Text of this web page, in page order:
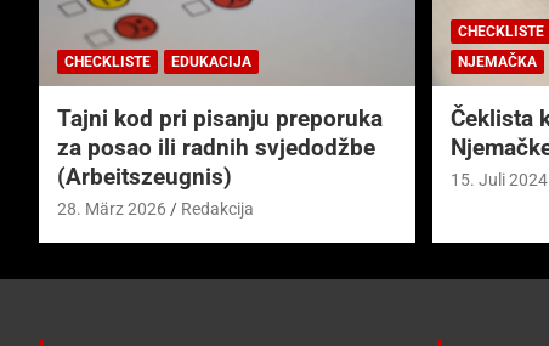
CHECKLISTE EDUKACIJA
Tajni kod pri pisanju preporuka
za posao ili radnih svjedodžbe
(Arbeitszeugnis)
28. März 2026 Redakcija
CHECKLISTE
NJEMAČKA
Čeklista
15. Juli 2024